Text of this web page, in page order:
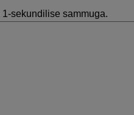
sekundilise sammuga.